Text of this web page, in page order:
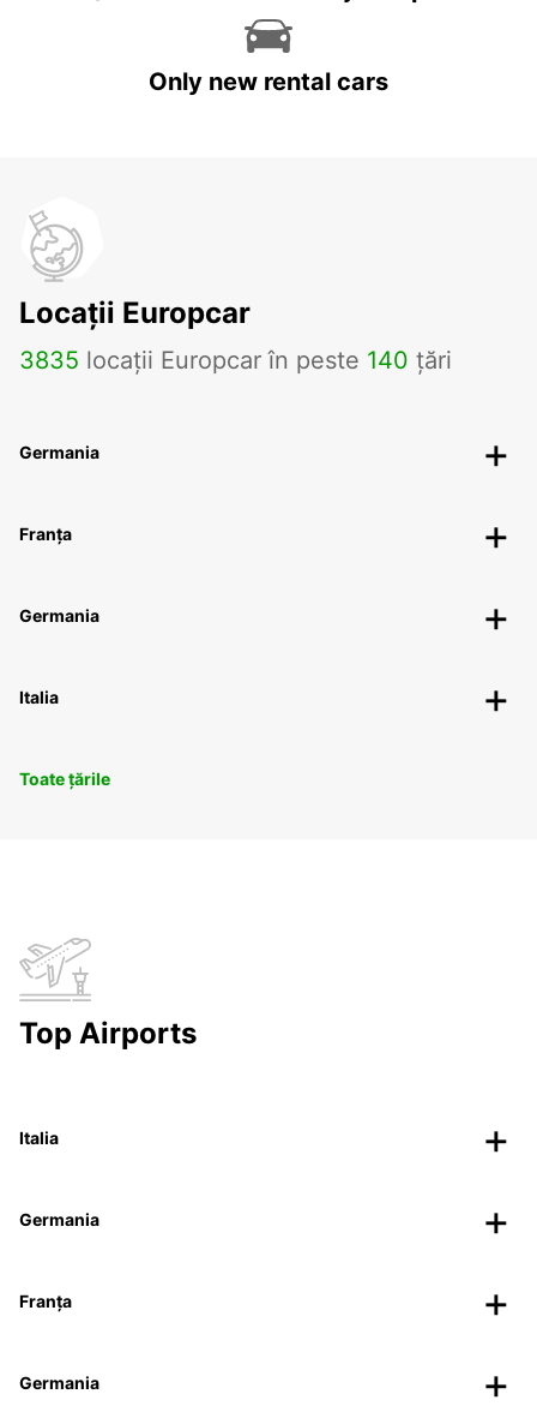
Only new rental cars
Locații Europcar
3835 locații Europcar în peste 140 țări
Germania
Franța
Germania
Italia
Toate țările
Top Airports
Italia
Germania
Franța
Germania